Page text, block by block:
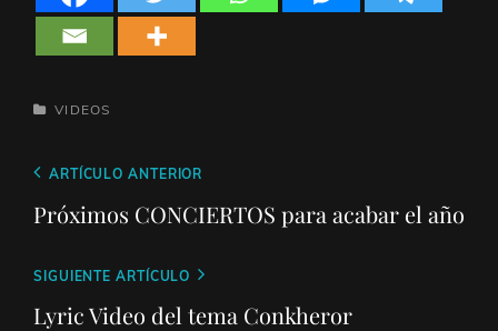
CATEGORÍAS
VIDEOS
Navegación
de
Entrada
anterior
ARTÍCULO ANTERIOR
Próximos CONCIERTOS para acabar el año
Entrada
siguiente
SIGUIENTE ARTÍCULO
Lyric Video del tema Conkheror